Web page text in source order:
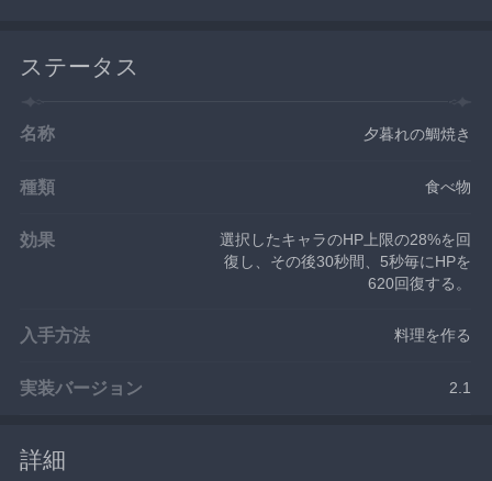
ステータス
名称 夕暮れの鯛焼き
種類 食べ物
効果
選択したキャラのHP上限の28%を回
復し、その後30秒間、5秒毎にHPを
620回復する。
入手方法 料理を作る
実装バージョン 2.1
詳細